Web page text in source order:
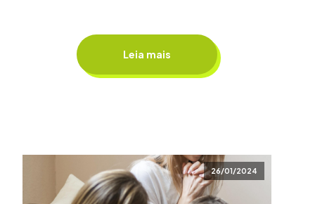
Leia mais
26/01/2024